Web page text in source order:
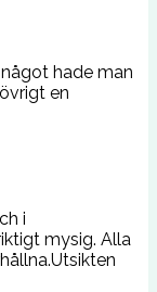
hade man
en
i
mysig. Alla